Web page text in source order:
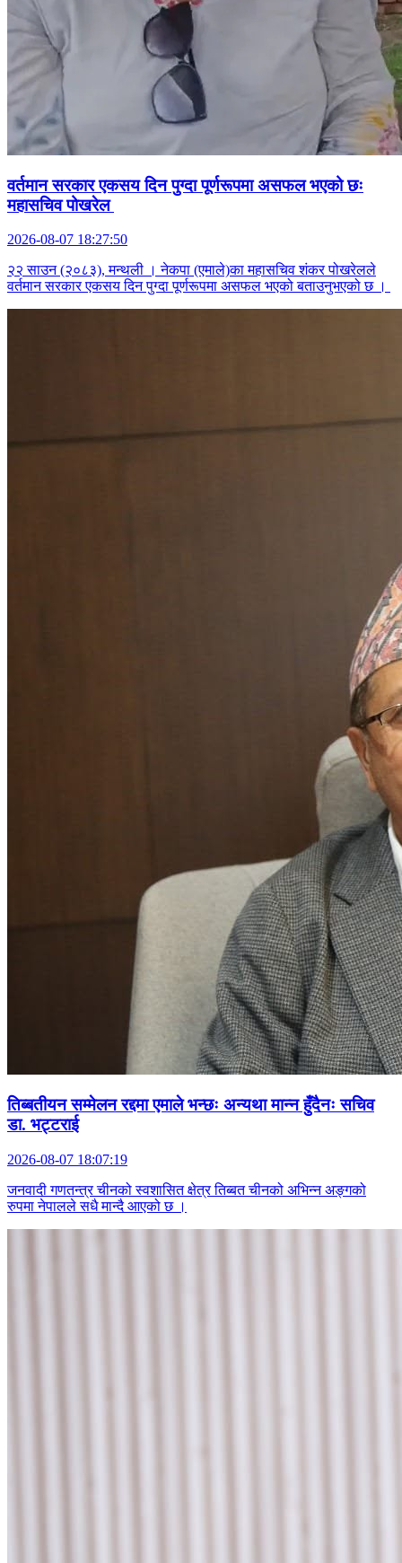
वर्तमान सरकार एकसय दिन पुग्दा पूर्णरूपमा असफल भएको छः
महासचिव पोखरेल
2026-08-07 18:27:50
२२ साउन (२०८३), मन्थली । नेकपा (एमाले)का महासचिव शंकर पोखरेलले
वर्तमान सरकार एकसय दिन पुग्दा पूर्णरूपमा असफल भएको बताउनुभएको छ ।
तिब्बतीयन सम्मेलन रद्दमा एमाले भन्छः अन्यथा मान्न हुँदैनः सचिव
डा. भट्टराई
2026-08-07 18:07:19
जनवादी गणतन्त्र चीनको स्वशासित क्षेत्र तिब्बत चीनको अभिन्न अङ्गको
रुपमा नेपालले सधै मान्दै आएको छ ।